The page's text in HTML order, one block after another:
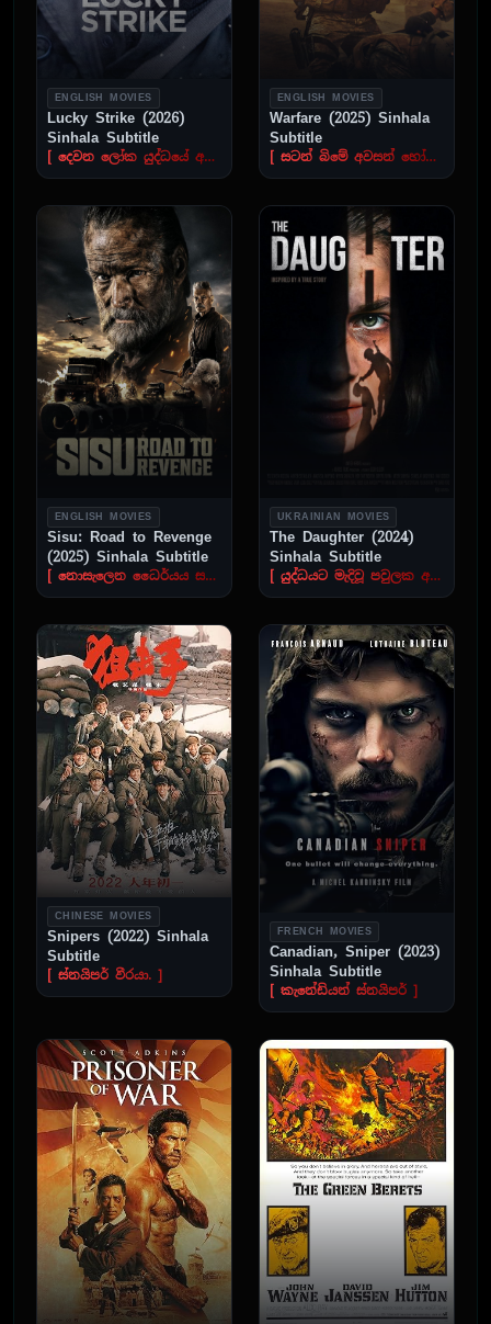
ENGLISH MOVIES
Lucky Strike (2026)
Sinhala Subtitle
[ දෙවන ලෝක යුද්ධයේ අඳුරු හිම කතර සහ තනි වූ සෙබළාගේ නොපසුබස්නා සටන ]
ENGLISH MOVIES
Warfare (2025) Sinhala
Subtitle
[ සටන් බිමේ අවසන් හෝරාව ]
ENGLISH MOVIES
Sisu: Road to Revenge
(2025) Sinhala Subtitle
[ නොසැලෙන ධෛර්යය සහ අධිෂ්ඨානය ]
UKRAINIAN MOVIES
The Daughter (2024)
Sinhala Subtitle
[ යුද්ධයට මැදිවූ පවුලක අවාසනාවන්ත කතාව ]
CHINESE MOVIES
Snipers (2022) Sinhala
Subtitle
[ ස්නයිපර් වීරයා. ]
FRENCH MOVIES
Canadian, Sniper (2023)
Sinhala Subtitle
[ කැනේඩියන් ස්නයිපර් ]